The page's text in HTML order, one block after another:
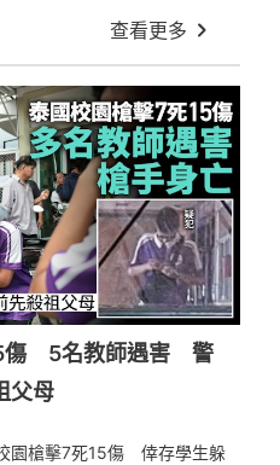
查看更多
傷 5名教師遇害 警
父母
園槍擊7死15傷 倖存學生躲